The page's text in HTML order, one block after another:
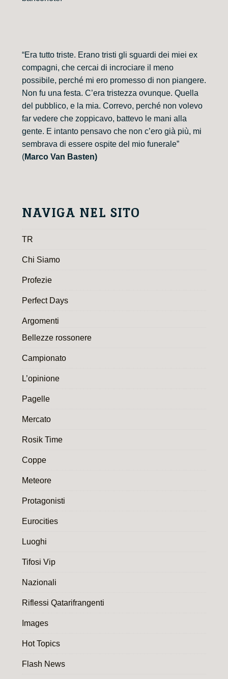
“Era tutto triste. Erano tristi gli sguardi dei miei ex
compagni, che cercai di incrociare il meno
possibile, perché mi ero promesso di non piangere.
Non fu una festa. C’era tristezza ovunque. Quella
del pubblico, e la mia. Correvo, perché non volevo
far vedere che zoppicavo, battevo le mani alla
gente. E intanto pensavo che non c’ero già più, mi
sembrava di essere ospite del mio funerale”
(Marco Van Basten)
NAVIGA NEL SITO
TR
Chi Siamo
Profezie
Perfect Days
Argomenti
Bellezze rossonere
Campionato
L’opinione
Pagelle
Mercato
Rosik Time
Coppe
Meteore
Protagonisti
Eurocities
Luoghi
Tifosi Vip
Nazionali
Riflessi Qatarifrangenti
Images
Hot Topics
Flash News